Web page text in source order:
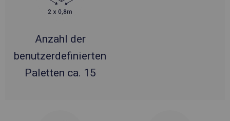
Anzahl der
benutzerdefinierten
Paletten ca. 15